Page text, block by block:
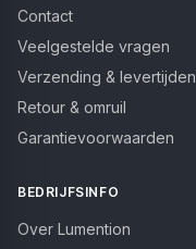
Contact
Veelgestelde vragen
Verzending & levertijden
Retour & omruil
Garantievoorwaarden
BEDRIJFSINFO
Over Lumention